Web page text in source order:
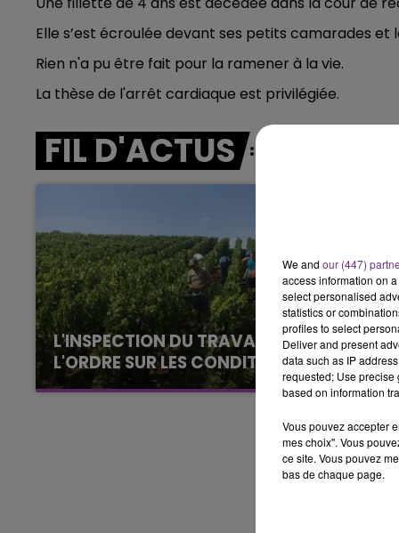
15h00 - 19h00
LE CLUB CHAMPAGNE FM
Elle s’est écroulée devant ses petits camarades et
Rien n'a pu être fait pour la ramener à la vie.
La thèse de l'arrêt cardiaque est privilégiée.
FIL D'ACTUS
L'INSPECTION DU TRAVAIL RAPPELLE À
L'ORDRE SUR LES CONDITIONS DE...
Alors que les dates de début des vendange
l'inspection du Travail en profite pour rappeler
We and our (447)
access information on
select personalised
statistics or
profiles to select
Deliver and present
data such as IP
requested; Use precise
based on information
Vous pouvez accepter
mes choix". Vous
ce site. Vous pouvez
bas de chaque page.